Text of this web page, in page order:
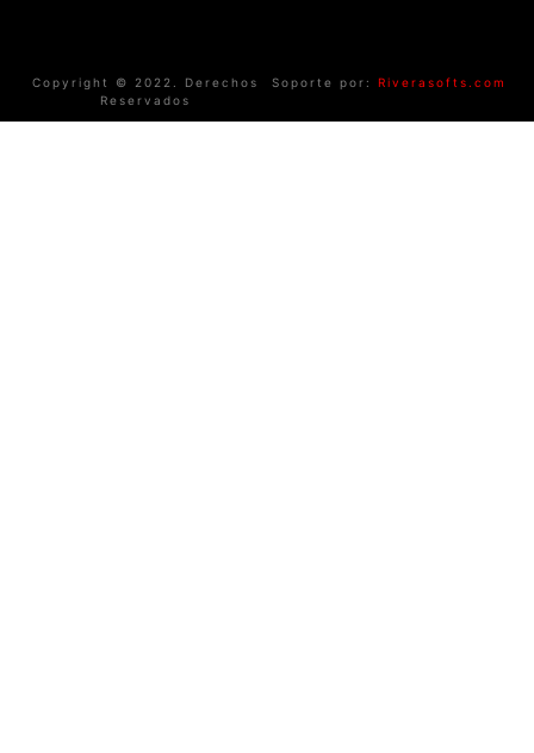
Copyright © 2022. Derechos
Reservados
Soporte por: Riverasofts.com